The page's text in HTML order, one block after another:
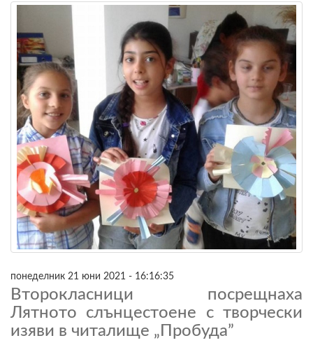
понеделник 21 юни 2021 - 16:16:35
Второкласници посрещнаха
Лятното слънцестоене с творчески
изяви в читалище „Пробуда”